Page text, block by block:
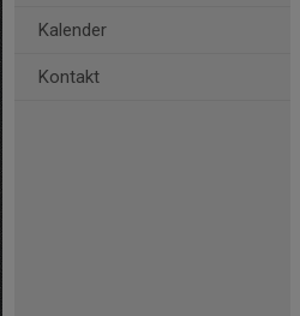
Kalender
Kontakt